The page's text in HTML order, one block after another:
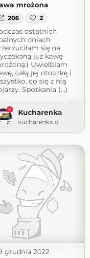
mrożona
206 2
ostatnich
dniach
się na
już kawę
Uwielbiam
całą jej otoczkę i
co się z nią
Spotkania (...)
Kucharenka
kucharenka.pl
grudnia 2022